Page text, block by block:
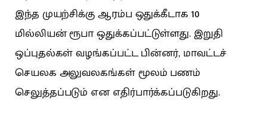
இந்த முயற்சிக்கு ஆரம்ப ஒதுக்கீடாக 10
மில்லியன் ரூபா ஒதுக்கப்பட்டுள்ளது. இறுதி
ஒப்புதல்கள் வழங்கப்பட்ட பின்னர், மாவட்டச்
செயலக அலுவலகங்கள் மூலம் பணம்
செலுத்தப்படும் என எதிர்பார்க்கப்படுகிறது.